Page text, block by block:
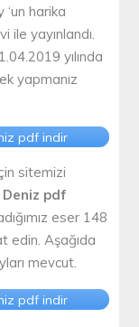
harika
ile yayınlandı.
yılında
yapmanız
pdf indir
sitemizi
Deniz pdf
eser 148
edin. Aşağıda
mevcut.
pdf indir